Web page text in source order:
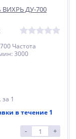
ВИХРЬ ДУ-700
Частота
3000
за 1
в течение 1
- +